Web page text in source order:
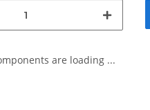
are loading ...